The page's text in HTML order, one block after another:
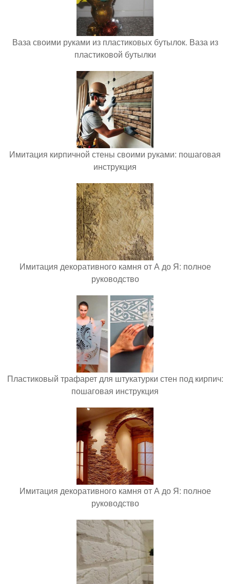
Ваза своими руками из пластиковых бутылок. Ваза из
пластиковой бутылки
Имитация кирпичной стены своими руками: пошаговая
инструкция
Имитация декоративного камня от А до Я: полное
руководство
Пластиковый трафарет для штукатурки стен под кирпич:
пошаговая инструкция
Имитация декоративного камня от А до Я: полное
руководство